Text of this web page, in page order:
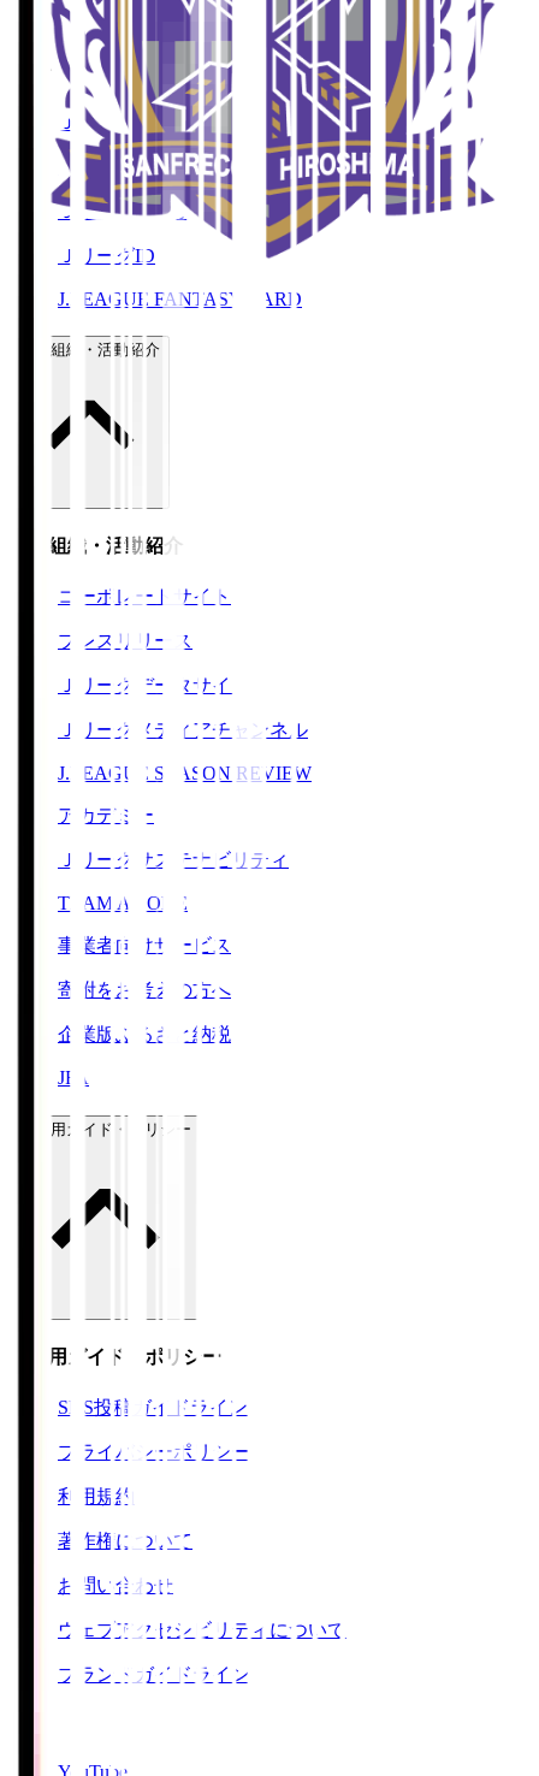
Ｊリーグ公式サービス
Ｊリーグチケット
Ｊリーグ公式アプリ
Ｊリーグオンラインストア
ＪリーグID
J.LEAGUE FANTASY CARD
運営組織・活動紹介
運営組織・活動紹介
コーポレートサイト
プレスリリース
Ｊリーグデータサイト
Ｊリーグメディアチャンネル
J.LEAGUE SEASON REVIEW
アカデミー
Ｊリーグサステナビリティ
TEAM AS ONE
事業者向けサービス
寄附をお考えの方へ
企業版ふるさと納税
JFA
ご利用ガイド・ポリシー
ご利用ガイド・ポリシー
SNS投稿ガイドライン
プライバシーポリシー
利用規約
著作権について
お問い合わせ
ウェブアクセシビリティについて
ブランドガイドライン
YouTube